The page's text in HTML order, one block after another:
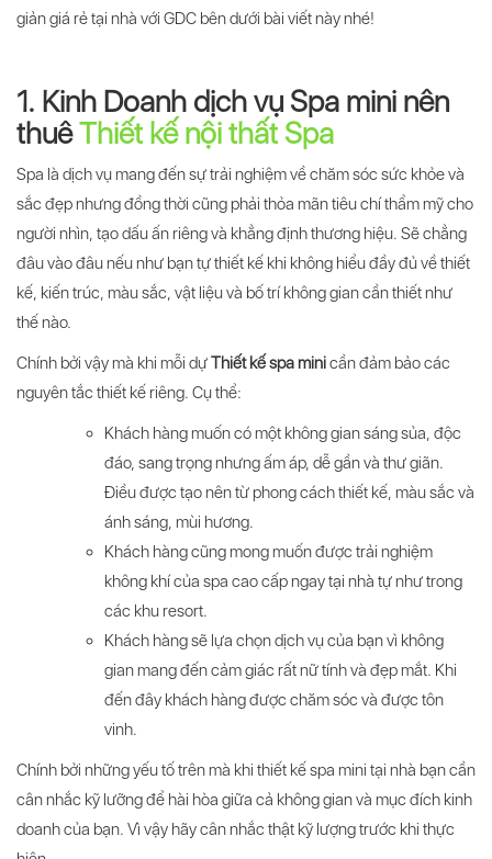
giản giá rẻ tại nhà với GDC bên dưới bài viết này nhé!
1. Kinh Doanh dịch vụ Spa mini nên
thuêThiết kế nội thất Spa
Spa là dịch vụ mang đến sự trải nghiệm về chăm sóc sức khỏe và
sắc đẹp nhưng đồng thời cũng phải thỏa mãn tiêu chí thẩm mỹ cho
người nhìn, tạo dấu ấn riêng và khẳng định thương hiệu. Sẽ chẳng
đâu vào đâu nếu như bạn tự thiết kế khi không hiểu đầy đủ về thiết
kế, kiến trúc, màu sắc, vật liệu và bố trí không gian cần thiết như
thế nào.
Chính bởi vậy mà khi mỗi dựThiết kế spa minicần đảm bảo các
nguyên tắc thiết kế riêng. Cụ thể:
Khách hàng muốn có một không gian sáng sủa, độc
đáo, sang trọng nhưng ấm áp, dễ gần và thư giãn.
Điều được tạo nên từ phong cách thiết kế, màu sắc và
ánh sáng, mùi hương.
Khách hàng cũng mong muốn được trải nghiệm
không khí của spa cao cấp ngay tại nhà tự như trong
các khu resort.
Khách hàng sẽ lựa chọn dịch vụ của bạn vì không
gian mang đến cảm giác rất nữ tính và đẹp mắt. Khi
đến đây khách hàng được chăm sóc và được tôn
vinh.
Chính bởi những yếu tố trên mà khi thiết kế spa mini tại nhà bạn cần
cân nhắc kỹ lưỡng để hài hòa giữa cả không gian và mục đích kinh
doanh của bạn. Vì vậy hãy cân nhắc thật kỹ lượng trước khi thực